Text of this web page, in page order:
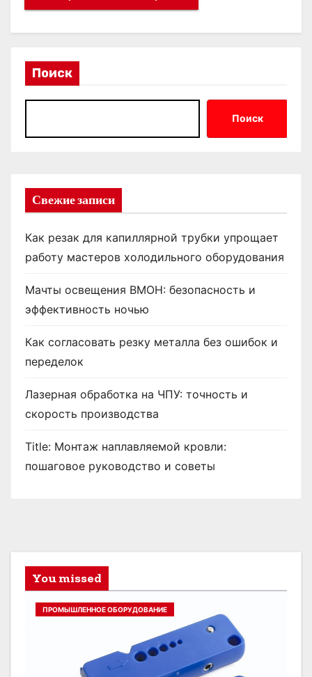
Поиск
Поиск
Свежие записи
Как резак для капиллярной трубки упрощает
работу мастеров холодильного оборудования
Мачты освещения ВМОН: безопасность и
эффективность ночью
Как согласовать резку металла без ошибок и
переделок
Лазерная обработка на ЧПУ: точность и
скорость производства
Title: Монтаж наплавляемой кровли:
пошаговое руководство и советы
You missed
ПРОМЫШЛЕННОЕ ОБОРУДОВАНИЕ